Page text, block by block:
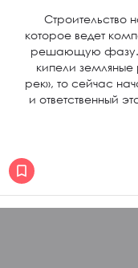
Строительство
которое ведет
решающую фазу.
кипели
рек», то сейчас
и ответственный